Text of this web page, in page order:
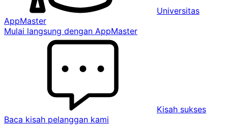
Universitas
AppMaster
Mulai langsung dengan AppMaster
Kisah sukses
Baca kisah pelanggan kami